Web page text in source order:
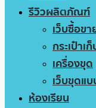
รีวิวผลิตภัณฑ์
เว็บซื้อขา
กระเป๋าเ
เครื่องขุด
เว็บขุดแ
ห้องเรียน